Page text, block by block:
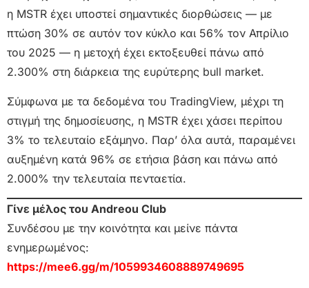
η MSTR έχει υποστεί σημαντικές διορθώσεις — με
πτώση 30% σε αυτόν τον κύκλο και 56% τον Απρίλιο
του 2025 — η μετοχή έχει εκτοξευθεί πάνω από
2.300% στη διάρκεια της ευρύτερης bull market.
Σύμφωνα με τα δεδομένα του TradingView, μέχρι τη
στιγμή της δημοσίευσης, η MSTR έχει χάσει περίπου
3% το τελευταίο εξάμηνο. Παρ’ όλα αυτά, παραμένει
αυξημένη κατά 96% σε ετήσια βάση και πάνω από
2.000% την τελευταία πενταετία.
Γίνε μέλος του Andreou Club
Συνδέσου με την κοινότητα και μείνε πάντα
ενημερωμένος:
https://mee6.gg/m/1059934608889749695